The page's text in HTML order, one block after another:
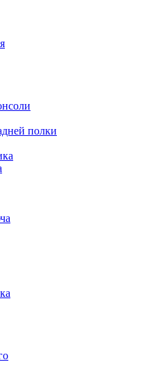
полки